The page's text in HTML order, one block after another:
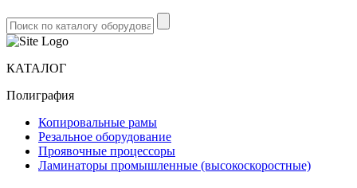
КАТАЛОГ
Полиграфия
Копировальные рамы
Резальное оборудование
Проявочные процессоры
Ламинаторы промышленные (высокоскоростные)